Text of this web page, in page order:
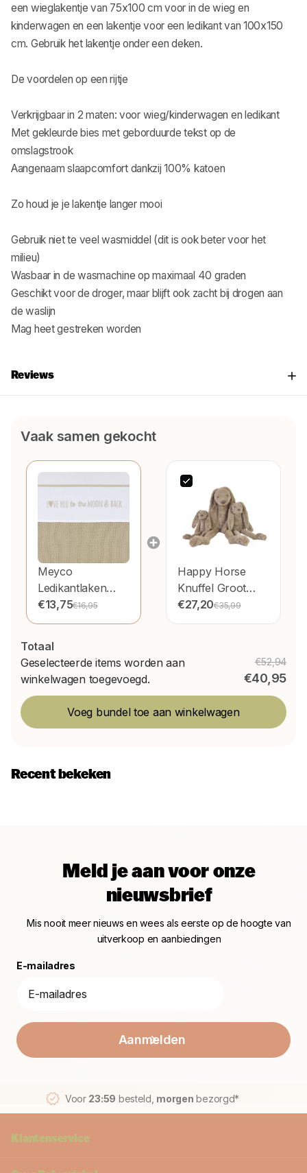
een wieglakentje van 75x100 cm voor in de wieg en
kinderwagen en een lakentje voor een ledikant van 100x150
cm. Gebruik het lakentje onder een deken.
De voordelen op een rijtje
Verkrijgbaar in 2 maten: voor wieg/kinderwagen en ledikant
Met gekleurde bies met geborduurde tekst op de
omslagstrook
Aangenaam slaapcomfort dankzij 100% katoen
Zo houd je je lakentje langer mooi
Gebruik niet te veel wasmiddel (dit is ook beter voor het
milieu)
Wasbaar in de wasmachine op maximaal 40 graden
Geschikt voor de droger, maar blijft ook zacht bij drogen aan
de waslijn
Mag heet gestreken worden
Reviews
Vaak samen gekocht
Meyco
Ledikantlaken
Love You To The
Moon & Back
€13,75€16,95
Happy Horse
Knuffel Groot
Konijn Richie Clay
58cm
€27,20€35,99
Totaal
Geselecteerde items worden aan
winkelwagen toegevoegd.
€52,94
€40,95
Voeg bundel toe aan winkelwagen
Recent bekeken
Meld je aan voor onze
nieuwsbrief
Mis nooit meer nieuws en wees als eerste op de hoogte van
uitverkoop en aanbiedingen
E-mailadres
Aanmelden
Voor 23:59 besteld, morgen bezorgd*
Klantenservice